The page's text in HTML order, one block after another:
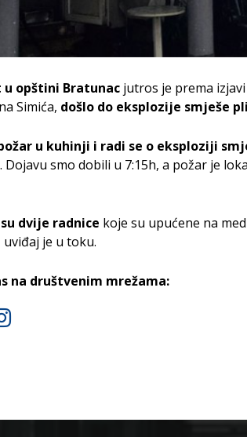
opštini Bratunac jutros je prema
Simića, došlo do eksplozije smješe
u kuhinji i radi se o eksploziji
. Dojavu smo dobili u 7:15h, a požar je
dvije radnice koje su upućene na
je u toku.
na društvenim mrežama: